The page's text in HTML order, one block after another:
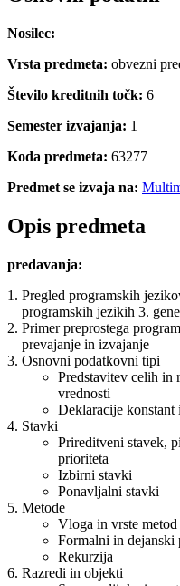
Nosilec:
Vrsta predmeta: obvezni
Število kreditnih točk: 6
Semester izvajanja: 1
Koda predmeta: 63277
Predmet se izvaja na:
Opis predmeta
predavanja:
Pregled programskih
programskih jezikih 3.
Primer preprostega
prevajanje in izvajanje
Osnovni podatkovni tipi
Predstavitev celih in
vrednosti
Deklaracije
Stavki
Prireditveni stavek,
prioriteta
Izbirni stavki
Ponavljalni stavki
Metode
Vloga in vrste metod
Formalni in dejanski
Rekurzija
Razredi in objekti